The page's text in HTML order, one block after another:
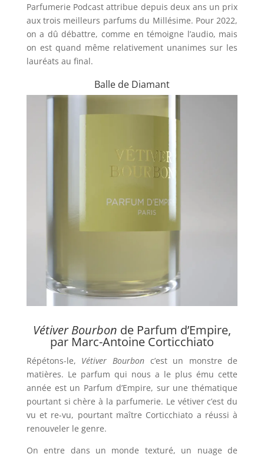
Parfumerie Podcast attribue depuis deux ans un prix
aux trois meilleurs parfums du Millésime. Pour 2022,
on a dû débattre, comme en témoigne l’audio, mais
on est quand même relativement unanimes sur les
lauréats au final.
Balle de Diamant
Vétiver Bourbon de Parfum d’Empire,
par Marc-Antoine Corticchiato
Répétons-le, Vétiver Bourbonc’est un monstre de
matières. Le parfum qui nous a le plus ému cette
année est un Parfum d’Empire, sur une thématique
pourtant si chère à la parfumerie. Le vétiver c’est du
vu et re-vu, pourtant maître Corticchiato a réussi à
renouveler le genre.
On entre dans un monde texturé, un nuage de